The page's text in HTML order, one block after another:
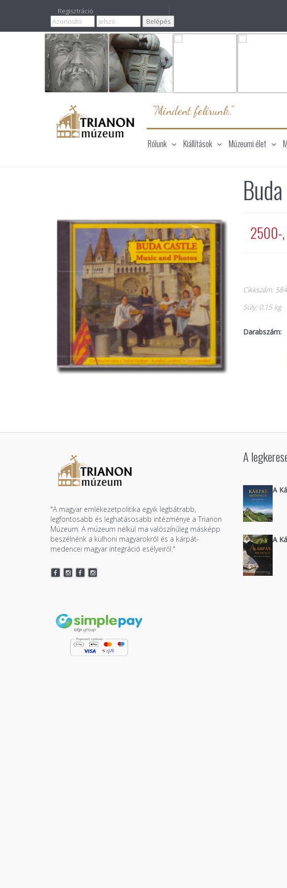
Regisztráció
"Mindent felírunk."
Rólunk Kiállítások Múzeumi élet
2500-
Cikkszám:
Súly: 0.15 kg
Darabszám:
"A magyar emlékezetpolitika egyik legbátrabb,
legfontosabb és leghatásosabb intézménye a Trianon
Múzeum. A múzeum nélkül ma valószínűleg másképp
beszélnénk a külhoni magyarokról és a kárpát-
medencei magyar integráció esélyeiről."
A
A
A